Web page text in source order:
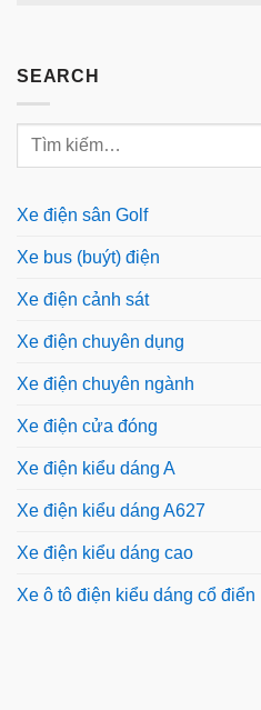
SEARCH
Xe điện sân Golf
Xe bus (buýt) điện
Xe điện cảnh sát
Xe điện chuyên dụng
Xe điện chuyên ngành
Xe điện cửa đóng
Xe điện kiểu dáng A
Xe điện kiểu dáng A627
Xe điện kiểu dáng cao
Xe ô tô điện kiểu dáng cổ điển